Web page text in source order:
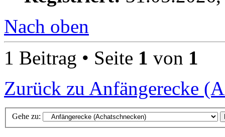
Nach oben
1 Beitrag • Seite 1 von 1
Zurück zu Anfängerecke
Gehe zu: